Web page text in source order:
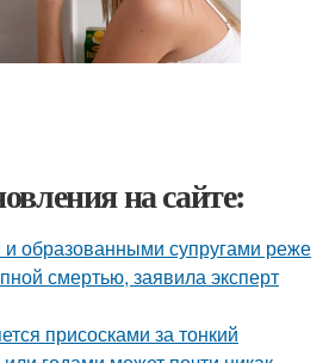
на сайте:
образованными супругами реже
смертью, заявила эксперт
присосками за тонкий